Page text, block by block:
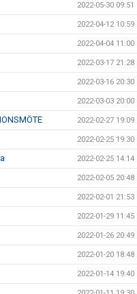
2022-05-30 09:51
2022-04-12 10:59
2022-04-04 11:00
2022-03-17 21:28
2022-03-16 20:30
2022-03-03 20:00
2022-02-27 19:09
2022-02-25 19:30
2022-02-25 14:14
2022-02-05 20:48
2022-02-01 21:53
2022-01-29 11:45
2022-01-26 20:49
2022-01-20 18:48
2022-01-14 19:40